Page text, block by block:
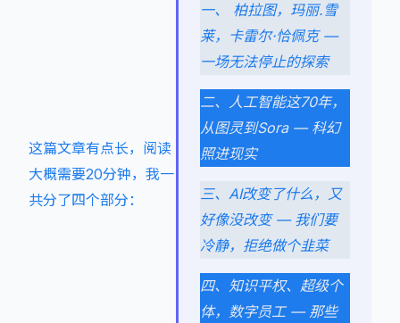
这篇文章有点长，阅读
大概需要20分钟，我一
共分了四个部分：
一、 柏拉图，玛丽.雪
莱，卡雷尔·恰佩克 —
一场无法停止的探索
二、人工智能这70年，
从图灵到Sora — 科幻
照进现实
三、AI改变了什么，又
好像没改变 — 我们要
冷静，拒绝做个韭菜
四、知识平权、超级个
体，数字员工 — 那些